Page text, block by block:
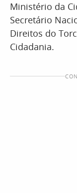
Ministério da
Secretário
Direitos do
Cidadania.